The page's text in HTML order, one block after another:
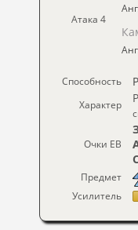
Атака 4
Способность
Характер
Очки ЕВ
Предмет
Усилитель